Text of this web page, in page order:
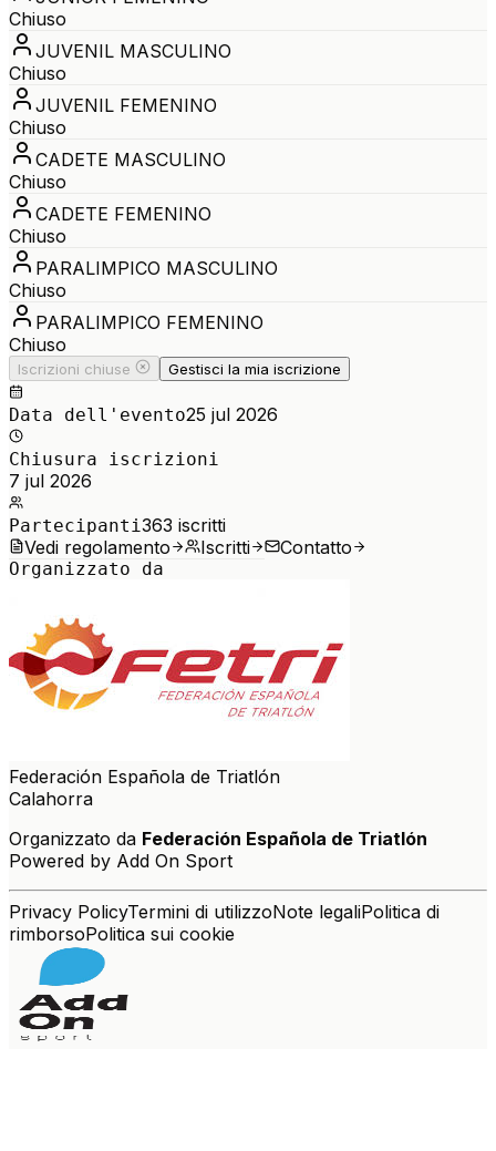
Chiuso
JUVENIL MASCULINO
Chiuso
JUVENIL FEMENINO
Chiuso
CADETE MASCULINO
Chiuso
CADETE FEMENINO
Chiuso
PARALIMPICO MASCULINO
Chiuso
PARALIMPICO FEMENINO
Chiuso
Iscrizioni chiuse Gestisci la mia iscrizione
Data dell'evento25 jul 2026
Chiusura iscrizioni
7 jul 2026
Partecipanti363 iscritti
Vedi regolamento
Iscritti Contatto
Organizzato da
Federación Española de Triatlón
Calahorra
Organizzato da Federación Española de Triatlón
Powered by Add On Sport
Privacy PolicyTermini di utilizzoNote legaliPolitica di
rimborsoPolitica sui cookie